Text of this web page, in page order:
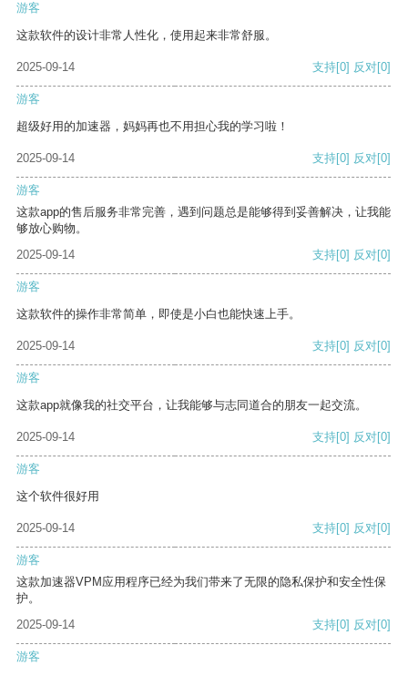
游客
这款软件的设计非常人性化，使用起来非常舒服。
2025-09-14 支持[0] 反对[0]
游客
超级好用的加速器，妈妈再也不用担心我的学习啦！
2025-09-14 支持[0] 反对[0]
游客
这款app的售后服务非常完善，遇到问题总是能够得到妥善解决，让我能
够放心购物。
2025-09-14
支持[0] 反对[0]
游客
这款软件的操作非常简单，即使是小白也能快速上手。
2025-09-14 支持[0] 反对[0]
游客
这款app就像我的社交平台，让我能够与志同道合的朋友一起交流。
2025-09-14 支持[0] 反对[0]
游客
这个软件很好用
2025-09-14 支持[0] 反对[0]
游客
这款加速器VPM应用程序已经为我们带来了无限的隐私保护和安全性保
护。
2025-09-14
支持[0] 反对[0]
游客